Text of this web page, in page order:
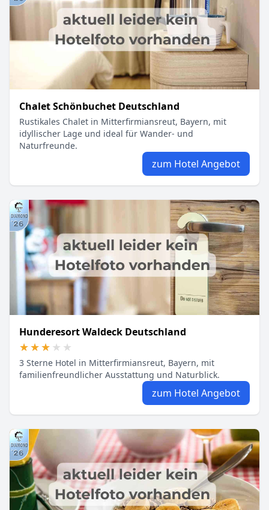
Chalet Schönbuchet Deutschland
Rustikales Chalet in Mitterfirmiansreut, Bayern, mit
idyllischer Lage und ideal für Wander- und
Naturfreunde.
zum Hotel Angebot
Hunderesort Waldeck Deutschland
★★★★★
★★★★★
3 Sterne Hotel in Mitterfirmiansreut, Bayern, mit
familienfreundlicher Ausstattung und Naturblick.
zum Hotel Angebot